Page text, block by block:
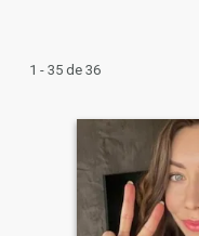
1 - 35 de 36